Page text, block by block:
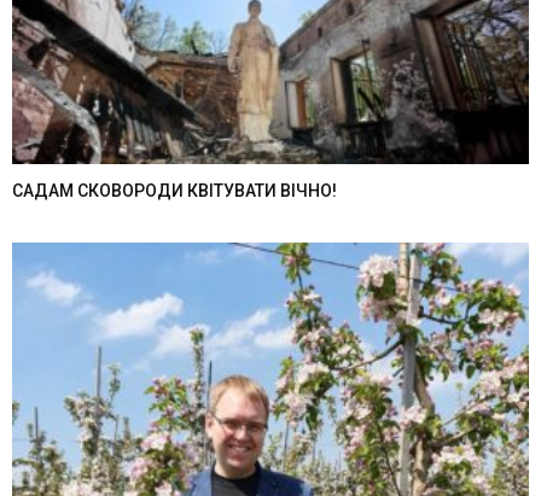
САДАМ СКОВОРОДИ КВІТУВАТИ ВІЧНО!